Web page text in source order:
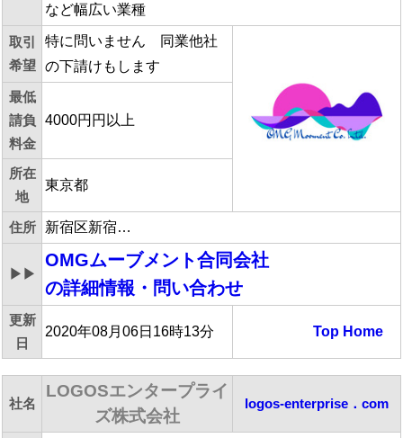
など幅広い業種
取引
希望
特に問いません 同業他社
の下請けもします
最低
請負
料金
4000円円以上
所在
地
東京都
住所 新宿区新宿…
▶▶
OMGムーブメント合同会社
の詳細情報・問い合わせ
更新
日
2020年08月06日16時13分 Top Home
社名
LOGOSエンタープライ
ズ株式会社
logos-enterprise．com